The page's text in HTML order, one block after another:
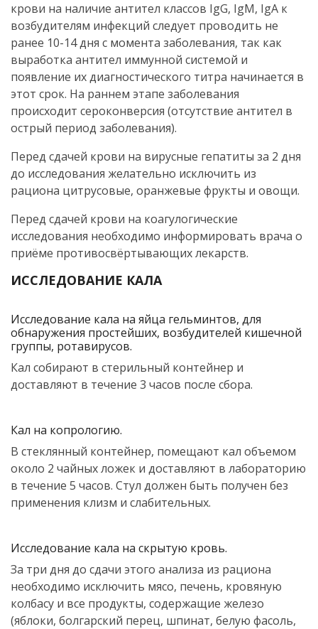
крови на наличие антител классов IgG, IgM, IgA к
возбудителям инфекций следует проводить не
ранее 10-14 дня с момента заболевания, так как
выработка антител иммунной системой и
появление их диагностического титра начинается в
этот срок. На раннем этапе заболевания
происходит сероконверсия (отсутствие антител в
острый период заболевания).
Перед сдачей крови на вирусные гепатиты за 2 дня
до исследования желательно исключить из
рациона цитрусовые, оранжевые фрукты и овощи.
Перед сдачей крови на коагулогические
исследования необходимо информировать врача о
приёме противосвёртывающих лекарств.
ИССЛЕДОВАНИЕ КАЛА
Исследование кала на яйца гельминтов, для
обнаружения простейших, возбудителей кишечной
группы, ротавирусов.
Кал собирают в стерильный контейнер и
доставляют в течение 3 часов после сбора.
Кал на копрологию.
В стеклянный контейнер, помещают кал объемом
около 2 чайных ложек и доставляют в лабораторию
в течение 5 часов. Стул должен быть получен без
применения клизм и слабительных.
Исследование кала на скрытую кровь.
За три дня до сдачи этого анализа из рациона
необходимо исключить мясо, печень, кровяную
колбасу и все продукты, содержащие железо
(яблоки, болгарский перец, шпинат, белую фасоль,